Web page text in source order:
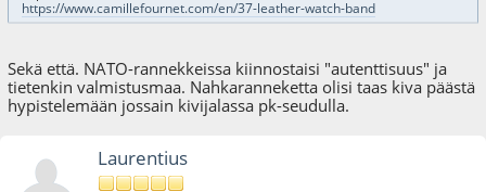
https://www.camillefournet.com/en/37-leather-watch-band
Sekä että. NATO-rannekkeissa kiinnostaisi "autenttisuus" ja
tietenkin valmistusmaa. Nahkaranneketta olisi taas kiva päästä
hypistelemään jossain kivijalassa pk-seudulla.
Laurentius